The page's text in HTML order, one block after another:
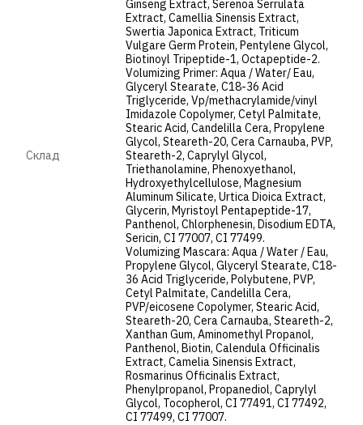
Cклад
Ginseng Extract, Serenoa Serrulata
Extract, Camellia Sinensis Extract,
Swertia Japonica Extract, Triticum
Vulgare Germ Protein, Pentylene Glycol,
Biotinoyl Tripeptide-1, Octapeptide-2.
Volumizing Primer: Aqua / Water/ Eau,
Glyceryl Stearate, C18-36 Acid
Triglyceride, Vp/methacrylamide/vinyl
Imidazole Copolymer, Cetyl Palmitate,
Stearic Acid, Candelilla Cera, Propylene
Glycol, Steareth-20, Cera Carnauba, PVP,
Steareth-2, Caprylyl Glycol,
Triethanolamine, Phenoxyethanol,
Hydroxyethylcellulose, Magnesium
Aluminum Silicate, Urtica Dioica Extract,
Glycerin, Myristoyl Pentapeptide-17,
Panthenol, Chlorphenesin, Disodium EDTA,
Sericin, CI 77007, CI 77499.
Volumizing Mascara: Aqua / Water / Eau,
Propylene Glycol, Glyceryl Stearate, C18-
36 Acid Triglyceride, Polybutene, PVP,
Cetyl Palmitate, Candelilla Cera,
PVP/eicosene Copolymer, Stearic Acid,
Steareth-20, Cera Carnauba, Steareth-2,
Xanthan Gum, Aminomethyl Propanol,
Panthenol, Biotin, Calendula Officinalis
Extract, Camelia Sinensis Extract,
Rosmarinus Officinalis Extract,
Phenylpropanol, Propanediol, Caprylyl
Glycol, Tocopherol, CI 77491, CI 77492,
CI 77499, CI 77007.